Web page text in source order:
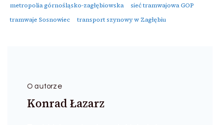
metropolia górnośląsko-zagłębiowska
sieć tramwajowa GOP
tramwaje Sosnowiec
transport szynowy w Zagłębiu
O autorze
Konrad Łazarz